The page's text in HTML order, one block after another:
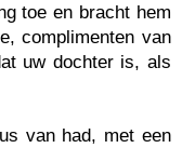
toe en bracht hem
complimenten van
uw dochter is, als
van had, met een